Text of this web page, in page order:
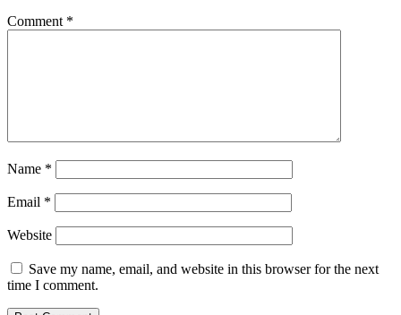
Comment *
Name *
Email *
Website
Save my name, email, and website in this browser for the next
time I comment.